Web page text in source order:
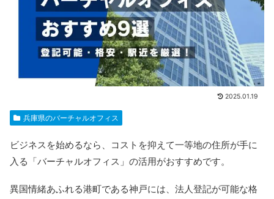
2025.01.19
兵庫県のバーチャルオフィス
ビジネスを始めるなら、コストを抑えて一等地の住所が手に
入る「バーチャルオフィス」の活用がおすすめです。
異国情緒あふれる港町である神戸には、法人登記が可能な格